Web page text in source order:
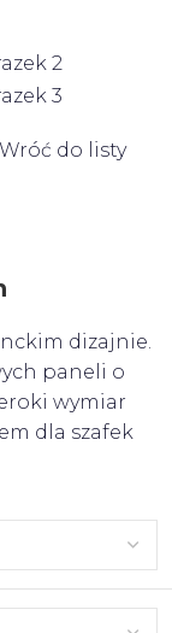
Wróć do listy
dizajnie.
paneli o
wymiar
dla szafek